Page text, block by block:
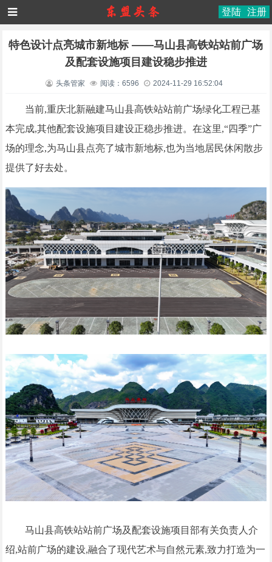
登陆 注册
特色设计点亮城市新地标 ——马山县高铁站站前广场
及配套设施项目建设稳步推进
头条管家 阅读：6596 2024-11-29 16:52:04
当前,重庆北新融建马山县高铁站站前广场绿化工程已基
本完成,其他配套设施项目建设正稳步推进。在这里,“四季”广
场的理念,为马山县点亮了城市新地标,也为当地居民休闲散步
提供了好去处。
马山县高铁站站前广场及配套设施项目部有关负责人介
绍,站前广场的建设,融合了现代艺术与自然元素,致力打造为一